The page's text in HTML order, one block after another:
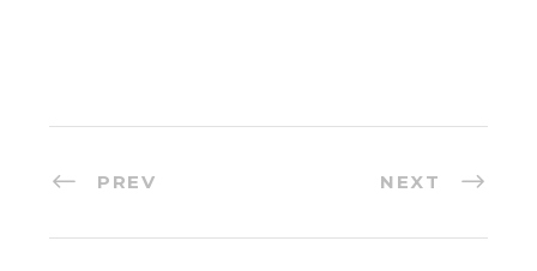
PREV NEXT